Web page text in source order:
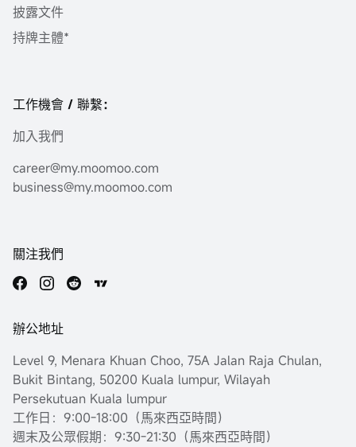
披露文件
持牌主體*
工作機會 / 聯繫：
加入我們
career@my.moomoo.com
business@my.moomoo.com
關注我們
辦公地址
Level 9, Menara Khuan Choo, 75A Jalan Raja Chulan,
Bukit Bintang, 50200 Kuala lumpur, Wilayah
Persekutuan Kuala lumpur
工作日：9:00-18:00（馬來西亞時間）
週末及公眾假期：9:30-21:30（馬來西亞時間）